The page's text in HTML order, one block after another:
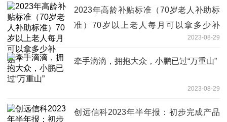
2023年高龄补贴标准（70岁老人补助标
准）70岁以上老人每月可以拿多少补
2023-08-29
牵手滴滴，拥抱大众，小鹏已过“万重山”
2023-08-29
创远信科2023年半年报：初步完成产品